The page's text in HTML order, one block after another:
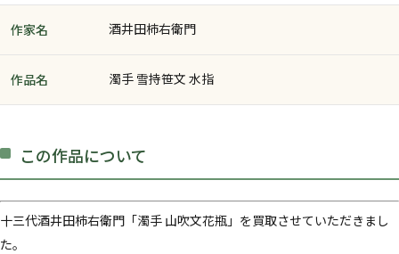
作家名 酒井田柿右衛門
作品名 濁手 雪持笹文 水指
この作品について
十三代酒井田柿右衛門「濁手 山吹文花瓶」を買取させていただきまし
た。